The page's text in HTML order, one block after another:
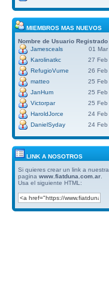
MIEMBROS MAS NUEVOS
Nombre de Usuario Registrado
Jamesceals
01 Mar
Karolinatkc
27 Feb
RefugioVurne
26 Feb
matteo
25 Feb
JanHum
25 Feb
Victorpar
25 Feb
HaroldJorce
24 Feb
DanielSyday
24 Feb
LINK A NOSOTROS
Si quieres crear un link a nuestra
pagina www.fiatduna.com.ar
Usa el siguiente HTML: